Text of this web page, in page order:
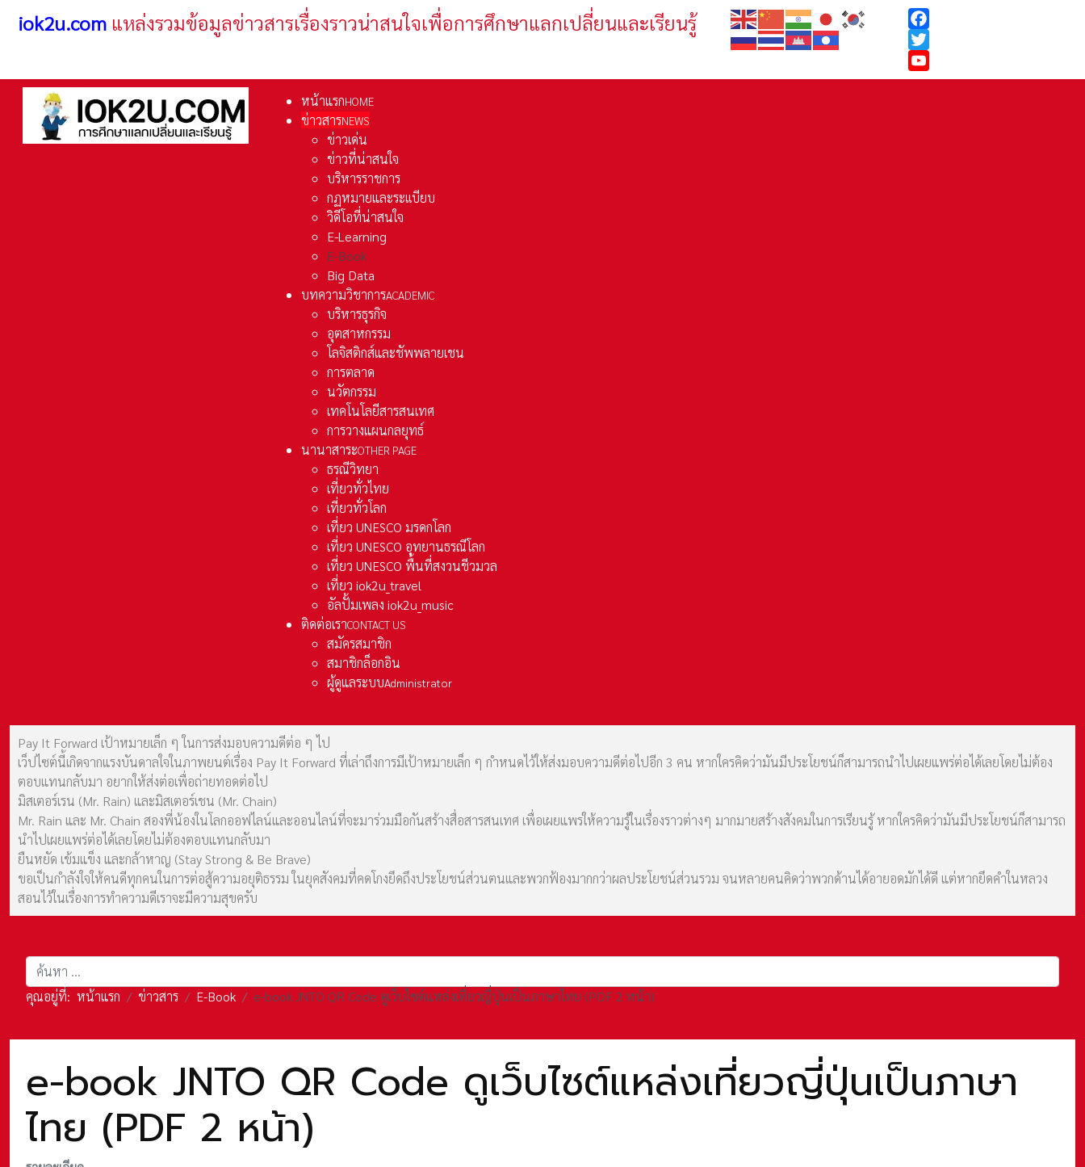
iok2u.com แหล่งรวมข้อมูลข่าวสารเรื่องราวน่าสนใจเพื่อการศึกษาแลกเปลี่ยนและเรียนรู้
Facebook
Twitter
YouTube
หน้าแรกHOME
ข่าวสารNEWS
ข่าวเด่น
ข่าวที่น่าสนใจ
บริหารราชการ
กฏหมายและระเเบียบ
วิดีโอที่น่าสนใจ
E-Learning
E-Book
Big Data
บทความวิชาการACADEMIC
บริหารธุรกิจ
อุตสาหกรรม
โลจิสติกส์และชัพพลายเชน
การตลาด
นวัตกรรม
เทคโนโลยีสารสนเทศ
การวางแผนกลยุทธ์
นานาสาระOTHER PAGE
ธรณีวิทยา
เที่ยวทั่วไทย
เที่ยวทั่วโลก
เที่ยว UNESCO มรดกโลก
เที่ยว UNESCO อุทยานธรณีโลก
เที่ยว UNESCO พื้นที่สงวนชีวมวล
เที่ยว iok2u_travel
อัลปั้มเพลง iok2u_music
ติดต่อเราCONTACT US
สมัครสมาชิก
สมาชิกล็อกอิน
ผู้ดูแลระบบAdministrator
Pay It Forward เป้าหมายเล็ก ๆ ในการส่งมอบความดีต่อ ๆ ไป
เว็ปไซต์นี้เกิดจากแรงบันดาลใจในภาพยนต์เรื่อง Pay It Forward ที่เล่าถึงการมีเป้าหมายเล็ก ๆ กำหนดไว้ให้ส่งมอบความดีต่อไปอีก 3 คน หากใครคิดว่ามันมีประโยชน์ก็สามารถนำไปเผยแพร่ต่อได้เลยโดยไม่ต้อง
ตอบแทนกลับมา อยากให้ส่งต่อเพื่อถ่ายทอดต่อไป
มิสเตอร์เรน (Mr. Rain) และมิสเตอร์เชน (Mr. Chain)
Mr. Rain และ Mr. Chain สองพี่น้องในโลกออฟไลน์และออนไลน์ที่จะมาร่วมมือกันสร้างสื่อสารสนเทศ เพื่อเผยแพร่ให้ความรู้ในเรื่องราวต่างๆ มากมายสร้างสังคมในการเรียนรู้ หากใครคิดว่ามันมีประโยชน์ก็สามารถ
นำไปเผยแพร่ต่อได้เลยโดยไม่ต้องตอบแทนกลับมา
ยืนหยัด เข้มแข็ง และกล้าหาญ (Stay Strong & Be Brave)
ขอเป็นกำลังใจให้คนดีทุกคนในการต่อสู้ความอยุติธรรม ในยุคสังคมที่คดโกงยึดถึงประโยชน์ส่วนตนและพวกฟ้องมากกว่าผลประโยชน์ส่วนรวม จนหลายคนคิดว่าพวกด้านได้อายอดมักได้ดี แต่หากยึดคำในหลวง
สอนไว้ในเรื่องการทำความดีเราจะมีความสุขครับ
การค้นหา
คุณอยู่ที่: หน้าแรก ข่าวสาร E-Book e-book JNTO QR Code ดูเว็บไซต์แหล่งเที่ยวญี่ปุ่นเป็นภาษาไทย (PDF 2 หน้า)
e-book JNTO QR Code ดูเว็บไซต์แหล่งเที่ยวญี่ปุ่นเป็นภาษา
ไทย (PDF 2 หน้า)